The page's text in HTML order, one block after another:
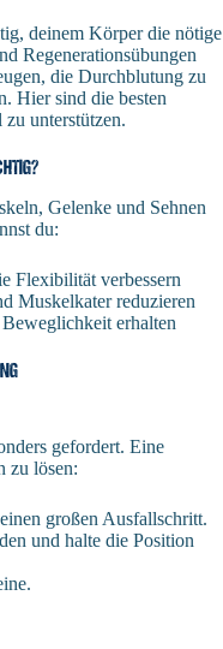
deinem Körper die nötige
Regenerationsübungen
die Durchblutung zu
Hier sind die besten
unterstützen.
Gelenke und Sehnen
du:
Flexibilität verbessern
Muskelkater reduzieren
erhalten
gefordert. Eine
zu lösen:
großen Ausfallschritt.
und halte die Position